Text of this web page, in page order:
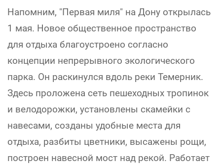
Напомним, "Первая миля" на Дону открылась
1 мая. Новое общественное пространство
для отдыха благоустроено согласно
концепции непрерывного экологического
парка. Он раскинулся вдоль реки Темерник.
Здесь проложена сеть пешеходных тропинок
и велодорожки, установлены скамейки с
навесами, созданы удобные места для
отдыха, разбиты цветники, высажены рощи,
построен навесной мост над рекой. Работает